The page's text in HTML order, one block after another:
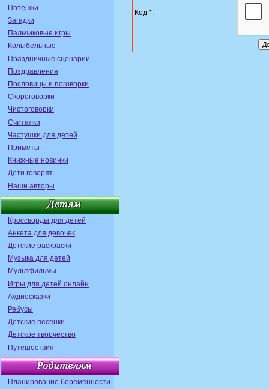
Потешки
Загадки
Пальчиковые игры
Колыбельные
Праздничные сценарии
Поздравления
Пословицы и поговорки
Скороговорки
Чистоговорки
Считалки
Частушки для детей
Приметы
Книжные новинки
Дети говорят
Наши авторы
Кроссворды для детей
Анкета для девочек
Детские раскраски
Музыка для детей
Мультфильмы
Игры для детей онлайн
Аудиосказки
Ребусы
Детские песенки
Детское творчество
Путешествия
Планирование беременности
Код *: